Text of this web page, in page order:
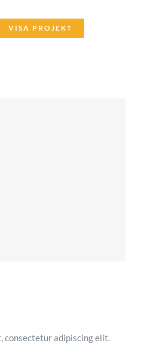
VISA PROJEKT
consectetur adipiscing elit.